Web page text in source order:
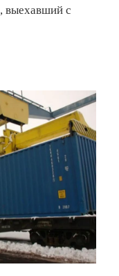
выехавший с